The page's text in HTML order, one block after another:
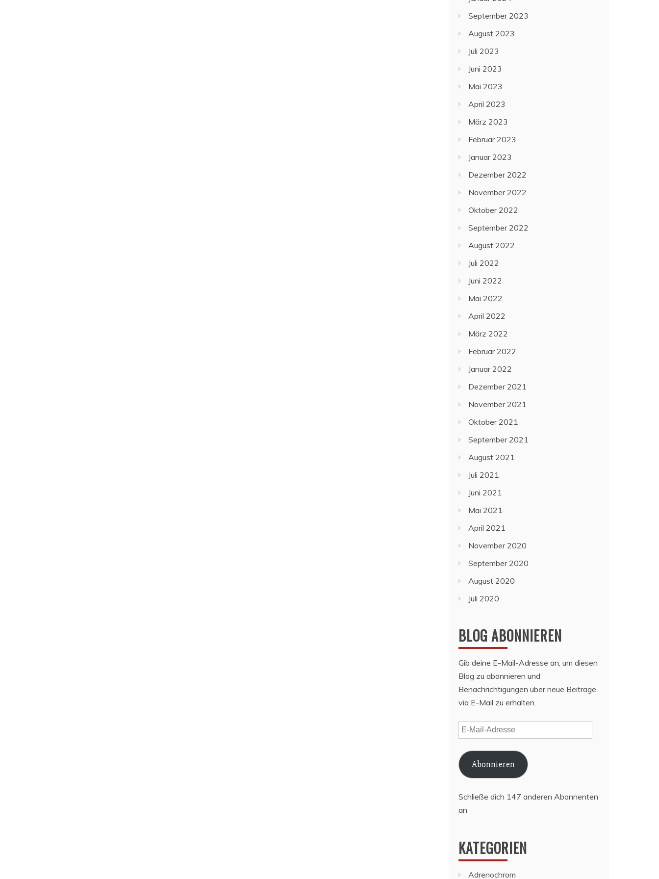
September 2023
August 2023
Juli 2023
Juni 2023
Mai 2023
April 2023
März 2023
Februar 2023
Januar 2023
Dezember 2022
November 2022
Oktober 2022
September 2022
August 2022
Juli 2022
Juni 2022
Mai 2022
April 2022
März 2022
Februar 2022
Januar 2022
Dezember 2021
November 2021
Oktober 2021
September 2021
August 2021
Juli 2021
Juni 2021
Mai 2021
April 2021
November 2020
September 2020
August 2020
Juli 2020
BLOG ABONNIEREN
Gib deine E-Mail-Adresse an, um diesen
Blog zu abonnieren und
Benachrichtigungen über neue Beiträge
via E-Mail zu erhalten.
E-
Mail-
Adresse
Abonnieren
Schließe dich 147 anderen Abonnenten
an
KATEGORIEN
Adrenochrom